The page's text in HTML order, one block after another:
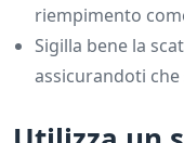
riempimento
Sigilla bene la
assicurandoti